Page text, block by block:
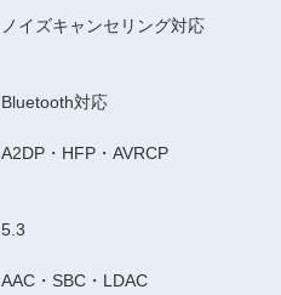
ノイズキャンセリング対応
Bluetooth対応
A2DP・HFP・AVRCP
5.3
AAC・SBC・LDAC